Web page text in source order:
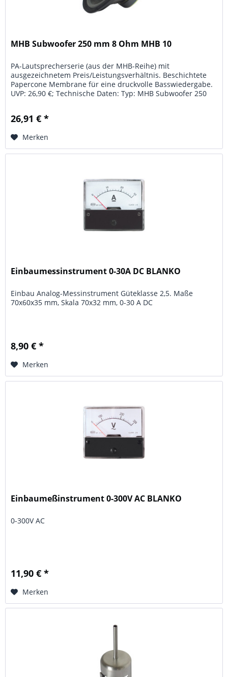
MHB Subwoofer 250 mm 8 Ohm MHB 10
PA-Lautsprecherserie (aus der MHB-Reihe) mit
ausgezeichnetem Preis/Leistungsverhältnis. Beschichtete
Papercone Membrane für eine druckvolle Basswiedergabe.
UVP: 26,90 €; Technische Daten: Typ: MHB Subwoofer 250
26,91 € *
Merken
Einbaumessinstrument 0-30A DC BLANKO
Einbau Analog-Messinstrument Güteklasse 2,5. Maße
70x60x35 mm, Skala 70x32 mm, 0-30 A DC
8,90 € *
Merken
Einbaumeßinstrument 0-300V AC BLANKO
0-300V AC
11,90 € *
Merken